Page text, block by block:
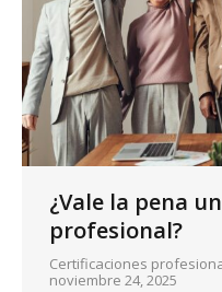
¿Vale la pena
profesional?
Certificaciones
noviembre 24, 2025